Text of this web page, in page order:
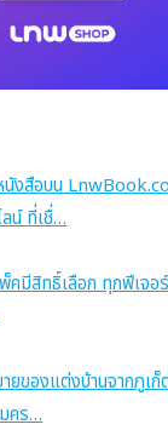
นังสือบน
ลน์ ที่เชื่…
คมีสิทธิ์เลือก ทุกฟีเจ
ยของแต่งบ้านจากภูเก็
คร…